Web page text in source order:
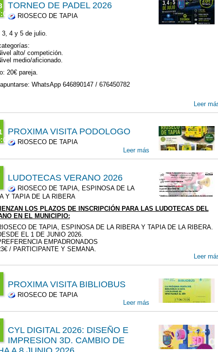
TORNEO DE PADEL 2026
RIOSECO DE TAPIA
3, 4 y 5 de julio.
alto/ competición.
medio/aficionado.
20€ pareja.
WhatsApp 646890147 / 676450782
Leer
PROXIMA VISITA PODOLOGO
RIOSECO DE TAPIA
Leer más
LUDOTECAS VERANO 2026
RIOSECO DE TAPIA, ESPINOSA DE LA
Y TAPIA DE LA RIBERA
LOS PLAZOS DE INSCRIPCIÓN PARA LAS LUDOTECAS DEL
EN EL MUNICIPIO:
DE TAPIA, ESPINOSA DE LA RIBERA Y TAPIA DE LA RIBERA.
EL 1 DE JUNIO 2026.
EMPADRONADOS
/ PARTICIPANTE Y SEMANA.
Leer
PROXIMA VISITA BIBLIOBUS
RIOSECO DE TAPIA
Leer más
CYL DIGITAL 2026: DISEÑO E
IMPRESION 3D. CAMBIO DE